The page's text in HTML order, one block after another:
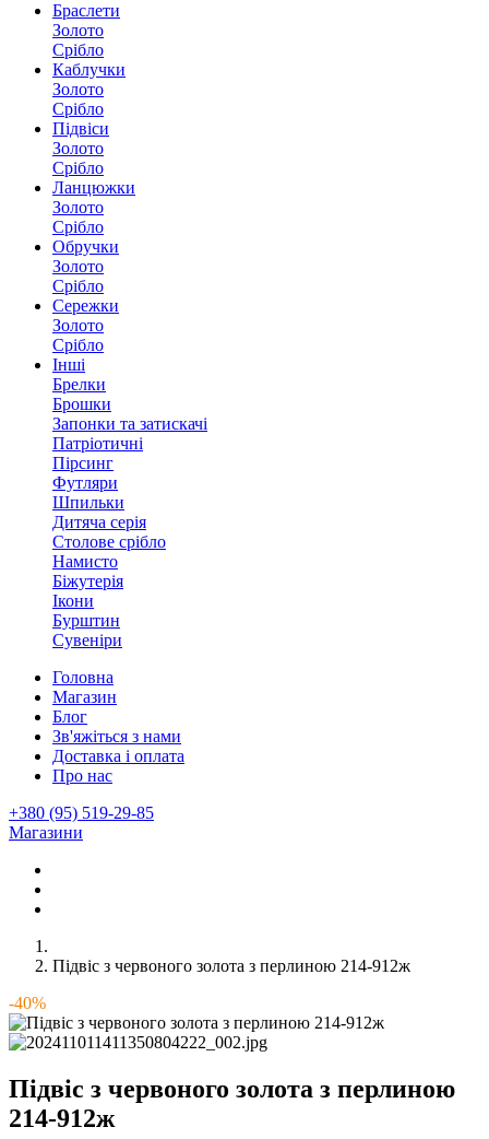
Браслети
Золото
Срібло
Каблучки
Золото
Срібло
Підвіси
Золото
Срібло
Ланцюжки
Золото
Срібло
Обручки
Золото
Срібло
Сережки
Золото
Срібло
Інші
Брелки
Брошки
Запонки та затискачі
Патріотичні
Пірсинг
Футляри
Шпильки
Дитяча серія
Столове срібло
Намисто
Біжутерія
Ікони
Бурштин
Сувеніри
Головна
Магазин
Блог
Зв'яжіться з нами
Доставка і оплата
Про нас
+380 (95) 519-29-85
Магазини
Підвіс з червоного золота з перлиною 214-912ж
-40%
Підвіс з червоного золота з перлиною
214-912ж